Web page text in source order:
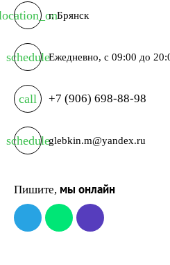
г. Брянск
scheduleЕжедневно, с 09:00 до
call +7 (906) 698-88-98
scheduleglebkin.m@yandex.ru
Пишите, мы онлайн